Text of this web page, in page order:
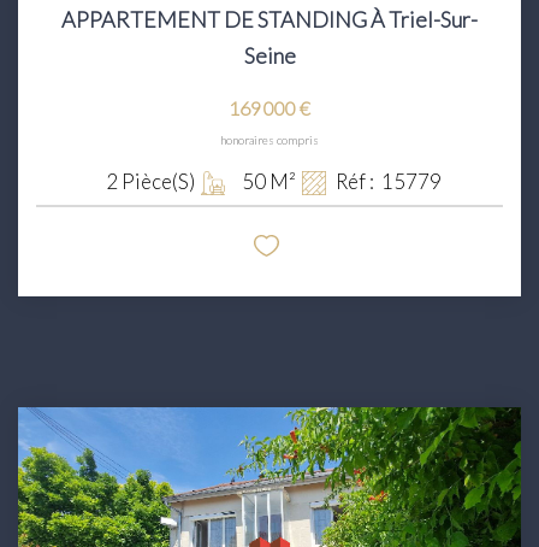
APPARTEMENT DE STANDING À Triel-Sur-
Seine
169 000 €
honoraires compris
2 Pièce(s) 50 M² Réf : 15779